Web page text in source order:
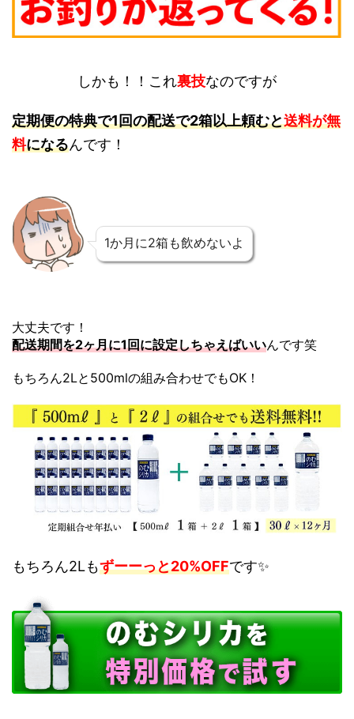
しかも！！これ裏技なのですが
定期便の特典で1回の配送で2箱以上頼むと送料が無
料になるんです！
1か月に2箱も飲めないよ
大丈夫です！
配送期間を2ヶ月に1回に設定しちゃえばいいんです笑
もちろん2Lと500mlの組み合わせでもOK！
もちろん2Lもずーーっと20%OFFです✨